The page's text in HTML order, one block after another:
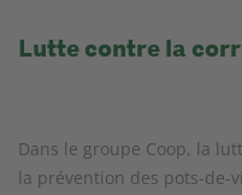
Lutte contre la
Dans le groupe Coop, la
la prévention des pots-de-